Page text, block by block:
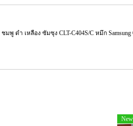
มพู ดำ เหลือง ซัมซุง CLT-C404S/C หมึก
New